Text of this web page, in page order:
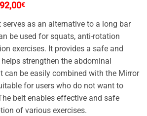
92,00€
as an alternative to a long bar
be used for squats, anti-rotation
exercises. It provides a safe and
strengthen the abdominal
can be easily combined with the Mirror
for users who do not want to
belt enables effective and safe
of various exercises.